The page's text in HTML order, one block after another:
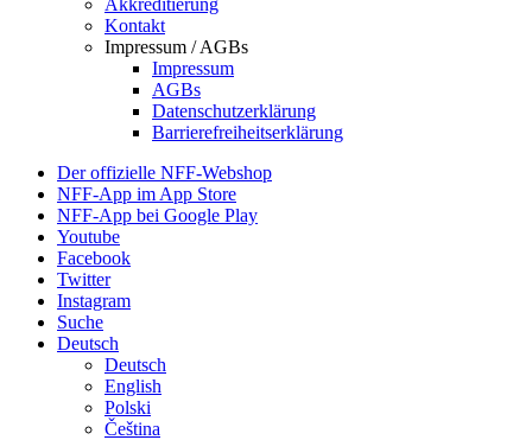
Kontakt
Impressum / AGBs
Impressum
AGBs
Datenschutzerklärung
Barrierefreiheitserklärung
Der offizielle NFF-Webshop
NFF-App im App Store
NFF-App bei Google Play
Youtube
Facebook
Twitter
Instagram
Suche
Deutsch
Deutsch
English
Polski
Čeština